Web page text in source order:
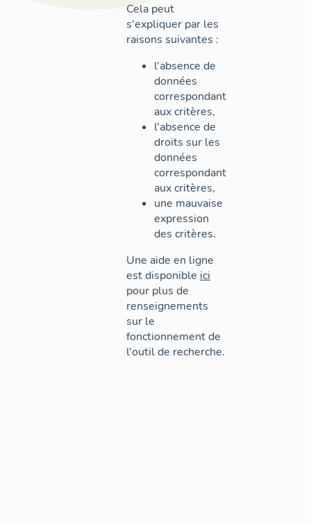
Cela peut
s'expliquer par les
raisons suivantes :
l'absence de
données
correspondant
aux critères,
l'absence de
droits sur les
données
correspondant
aux critères,
une mauvaise
expression
des critères.
Une aide en ligne
est disponible ici
pour plus de
renseignements
sur le
fonctionnement de
l'outil de recherche.